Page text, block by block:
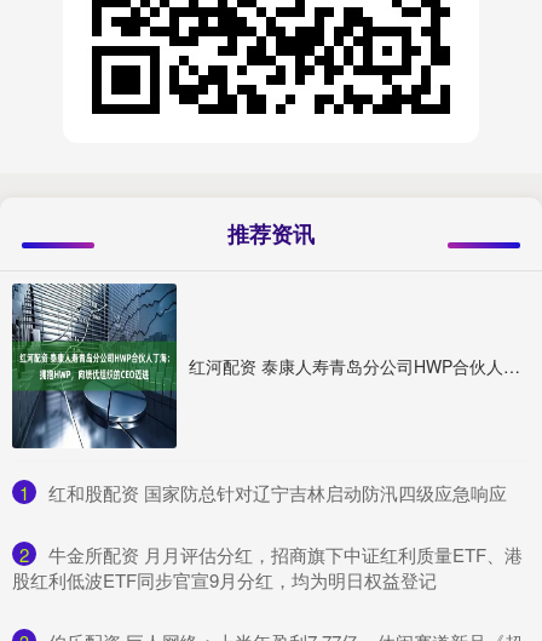
推荐资讯
红河配资 泰康人寿青岛分公司HWP合伙人丁海：拥抱HWP，向绩优组织的CEO迈进
1 ​红和股配资 国家防总针对辽宁吉林启动防汛四级应急响应
2
​牛金所配资 月月评估分红，招商旗下中证红利质量ETF、港
股红利低波ETF同步官宣9月分红，均为明日权益登记